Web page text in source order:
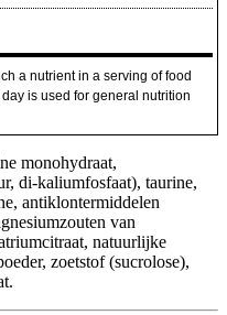
a nutrient in a serving of food
is used for general nutrition
monohydraat,
di-kaliumfosfaat), taurine,
antiklontermiddelen
van
natuurlijke
zoetstof (sucrolose),